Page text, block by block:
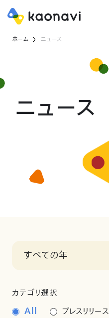
ホーム ニュース
ニュース
すべての年
カテゴリ選択
All プレスリリース